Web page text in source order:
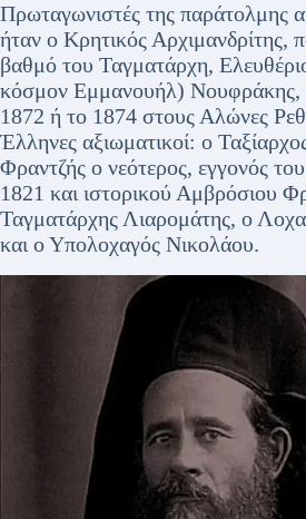
Πρωταγωνιστές της παράτολμης
ήταν ο Κρητικός Αρχιμανδρίτης,
βαθμό του Ταγματάρχη,
κόσμον Εμμανουήλ) Νουφράκης,
1872 ή το 1874 στους Αλώνες
Έλληνες αξιωματικοί: ο
Φραντζής ο νεότερος, εγγονός
1821 και ιστορικού Αμβρόσιου
Ταγματάρχης Λιαρομάτης, ο
και ο Υπολοχαγός Νικολάου.